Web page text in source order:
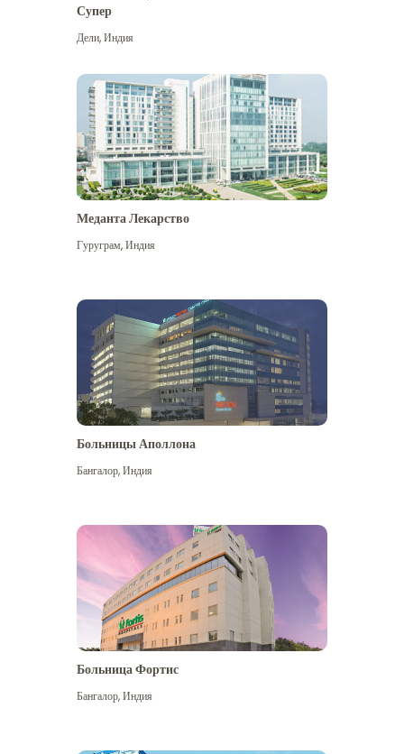
Посмотреть больше
Супер
Дели,Индия
Меданта Лекарство
Гуруграм,Индия
Больницы Аполлона
Бангалор,Индия
Больница Фортис
Бангалор,Индия